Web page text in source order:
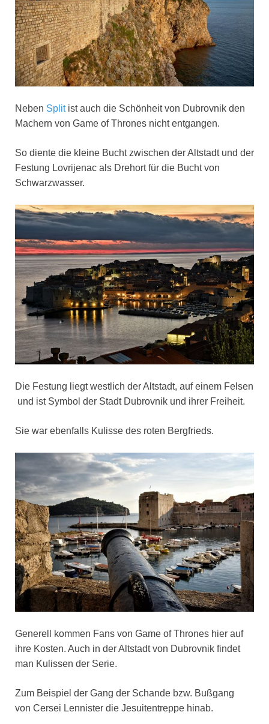
Neben Splitist auch die Schönheit von Dubrovnik den
Machern von Game of Thrones nicht entgangen.
So diente die kleine Bucht zwischen der Altstadt und der
Festung Lovrijenac als Drehort für die Bucht von
Schwarzwasser.
Die Festung liegt westlich der Altstadt, auf einem Felsen
und ist Symbol der Stadt Dubrovnik und ihrer Freiheit.
Sie war ebenfalls Kulisse des roten Bergfrieds.
Generell kommen Fans von Game of Thrones hier auf
ihre Kosten. Auch in der Altstadt von Dubrovnik findet
man Kulissen der Serie.
Zum Beispiel der Gang der Schande bzw. Bußgang
von Cersei Lennister die Jesuitentreppe hinab.